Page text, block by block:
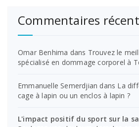
Commentaires
Omar Benhima dans Trouvez le
spécialisé en dommage corporel à
Emmanuelle Semerdjian dans La
cage à lapin ou un enclos à lapin ?
L'impact positif du sport sur la